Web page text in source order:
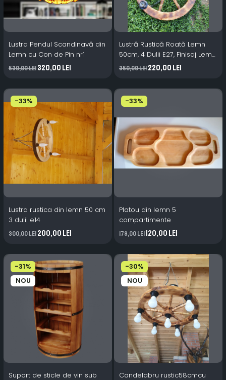
Lustra Pendul Scandinavă din
Lemn cu Con de Pin nr1
530,00 Lei320,00 Lei
Lustră Rustică Roată Lemn
50cm, 4 Dulii E27, Finisaj Lemn
Ars
350,00 Lei220,00 Lei
-33%
Lustra rustica din lemn 50 cm
3 dulii e14
300,00 Lei200,00 Lei
-33%
Platou din lemn 5
compartimente
179,00 Lei120,00 Lei
-31%
NOU
Suport de sticle de vin sub
-30%
NOU
Candelabru rustic58cmcu